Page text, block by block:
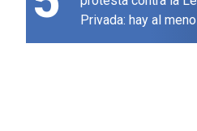
Privada: hay al